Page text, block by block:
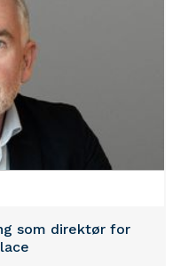
som direktør for